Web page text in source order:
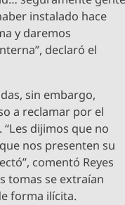
instalado hace
y daremos
declaró el
sin embargo,
a reclamar por el
dijimos que no
nos presenten su
comentó Reyes
tomas se extraían
forma ilícita.